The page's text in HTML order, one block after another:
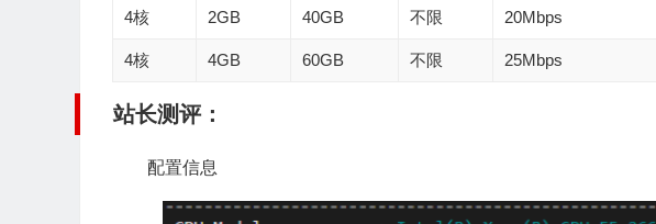
4核 2GB 40GB 不限 20Mbps
4核 4GB 60GB 不限 25Mbps
站长测评：
配置信息